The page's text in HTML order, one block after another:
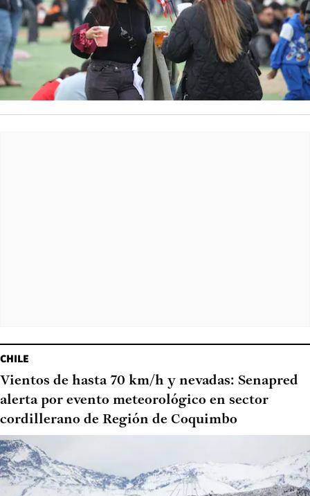
CHILE
Vientos de hasta 70 km/h y nevadas: Senapred
alerta por evento meteorológico en sector
cordillerano de Región de Coquimbo